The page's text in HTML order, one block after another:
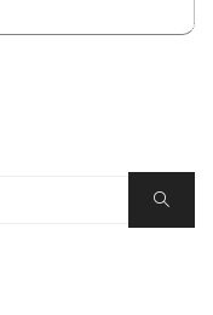
Buscar